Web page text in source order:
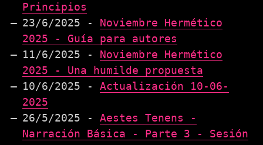
Principios
23/6/2025 - Noviembre Hermético
2025 - Guía para autores
11/6/2025 - Noviembre Hermético
2025 - Una humilde propuesta
10/6/2025 - Actualización 10-06-
2025
26/5/2025 - Aestes Tenens -
Narración Básica - Parte 3 - Sesión